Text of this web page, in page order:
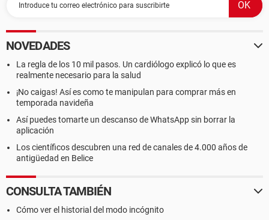
NOVEDADES
La regla de los 10 mil pasos. Un cardiólogo explicó lo que es
realmente necesario para la salud
¡No caigas! Así es como te manipulan para comprar más en
temporada navideña
Así puedes tomarte un descanso de WhatsApp sin borrar la
aplicación
Los científicos descubren una red de canales de 4.000 años de
antigüedad en Belice
CONSULTA TAMBIÉN
Cómo ver el historial del modo incógnito